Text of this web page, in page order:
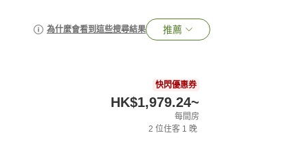
為什麼會看到這些搜尋結果 推薦
快閃優惠券
HK$1,979.24~
每間房
2 位住客 1 晚